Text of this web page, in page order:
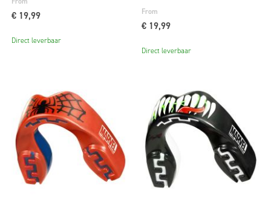
€ 19,99
Direct leverbaar
From
€ 19,99
Direct leverbaar